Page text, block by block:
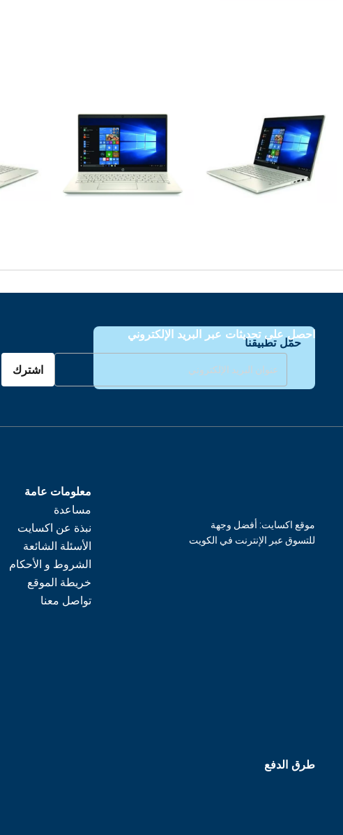
حمّل تطبيقنا
احصل على تحديثات عبر البريد الإلكتروني
اشترك
معلومات عامة
مساعدة
نبذة عن اكسايت
الأسئلة الشائعة
الشروط و الأحكام
خريطة الموقع
تواصل معنا
موقع اكسايت: أفضل وجهة
للتسوق عبر الإنترنت في الكويت
طرق الدفع